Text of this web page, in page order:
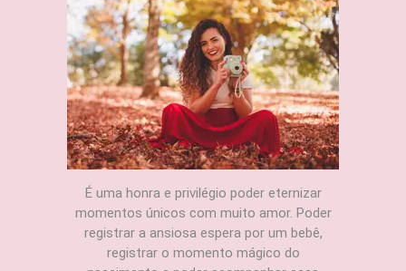
É uma honra e privilégio poder eternizar
momentos únicos com muito amor. Poder
registrar a ansiosa espera por um bebê,
registrar o momento mágico do